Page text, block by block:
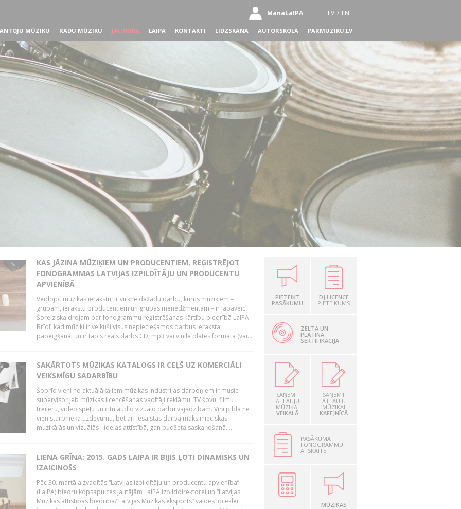
ManaLaIPA LV / EN
MŪZIKU RADU MŪZIKU JAUNUMI LAIPA KONTAKTI LIDZSKANA AUTORSKOLA PARMUZIKU.LV
KAS JĀZINA MŪZIĶIEM UN PRODUCENTIEM, REĢISTRĒJOT
FONOGRAMMAS LATVIJAS IZPILDĪTĀJU UN PRODUCENTU
APVIENĪBĀ
Veidojot mūzikas ierakstu, ir virkne dažādu darbu, kurus mūziķiem –
grupām, ierakstu producentiem un grupas menedžmentam – ir jāpaveic.
Šoreiz skaidrojam par fonogrammu reģistrēšanas kārtību biedrībā LaIPA.
Brīdī, kad mūziķi ir veikuši visus nepieciešamos darbus ieraksta
pabeigšanai un ir tapis reāls darbs CD, mp3 vai vinila plates formātā (vai...
SAKĀRTOTS MŪZIKAS KATALOGS IR CEĻŠ UZ KOMERCIĀLI
VEIKSMĪGU SADARBĪBU
Šobrīd vieni no aktuālākajiem mūzikas industrijas darboņiem ir music
supervisor jeb mūzikas licencēšanas vadītāji reklāmu, TV šovu, filmu
treileru, video spēļu un citu audio vizuālo darbu vajadzībām. Viņi pilda ne
vien starpnieka uzdevumu, bet arī iesaistās darba mākslinieciskās –
muzikālās un vizuālās - idejas attīstībā, gan budžeta saskaņošanā....
LIENA GRĪNA: 2015. GADS LAIPA IR BIJIS ĻOTI DINAMISKS UN
IZAICINOŠS
Pēc 30. martā aizvadītās “Latvijas izpildītāju un producentu apvienība”
(LaIPA) biedru kopsapulces jautājām LaIPA izpilddirektorei un “Latvijas
Mūzikas attīstības biedrība/ Latvijas Mūzikas eksports” valdes loceklei
PIETEIKT
PASĀKUMU
DJ LICENCE
PIETEIKUMS
ZELTA UN
PLATĪNA
SERTIFIKĀCIJA
SAŅEMT
ATĻAUJU
MŪZIKAI
VEIKALĀ
SAŅEMT
ATĻAUJU
MŪZIKAI
KAFEJNĪCĀ
PASĀKUMA
FONOGRAMMU
ATSKAITE
MŪZIKAS